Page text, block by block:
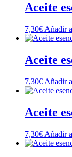
Aceite
7,30€ Añadir
Aceite
7,30€ Añadir
Aceite
7,30€ Añadir